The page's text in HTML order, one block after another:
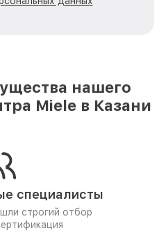
нашего
Miele в Казани
специалисты
строгий отбор